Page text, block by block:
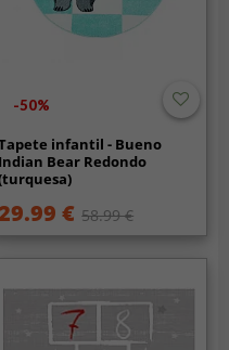
-50%
infantil - Bueno
Indian Bear Redondo
€ 58.99 €